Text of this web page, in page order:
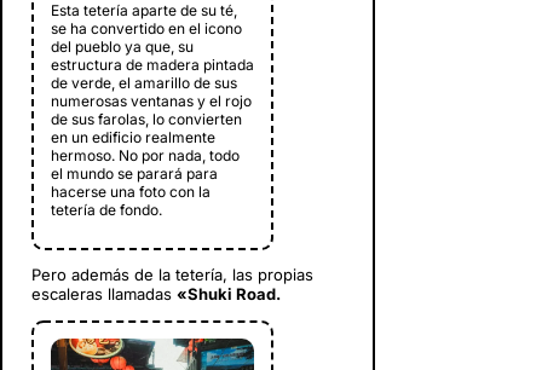
Esta tetería aparte de su té,
se ha convertido en el icono
del pueblo ya que, su
estructura de madera pintada
de verde, el amarillo de sus
numerosas ventanas y el rojo
de sus farolas, lo convierten
en un edificio realmente
hermoso. No por nada, todo
el mundo se parará para
hacerse una foto con la
tetería de fondo.
Pero además de la tetería, las propias
escaleras llamadas «Shuki Road.